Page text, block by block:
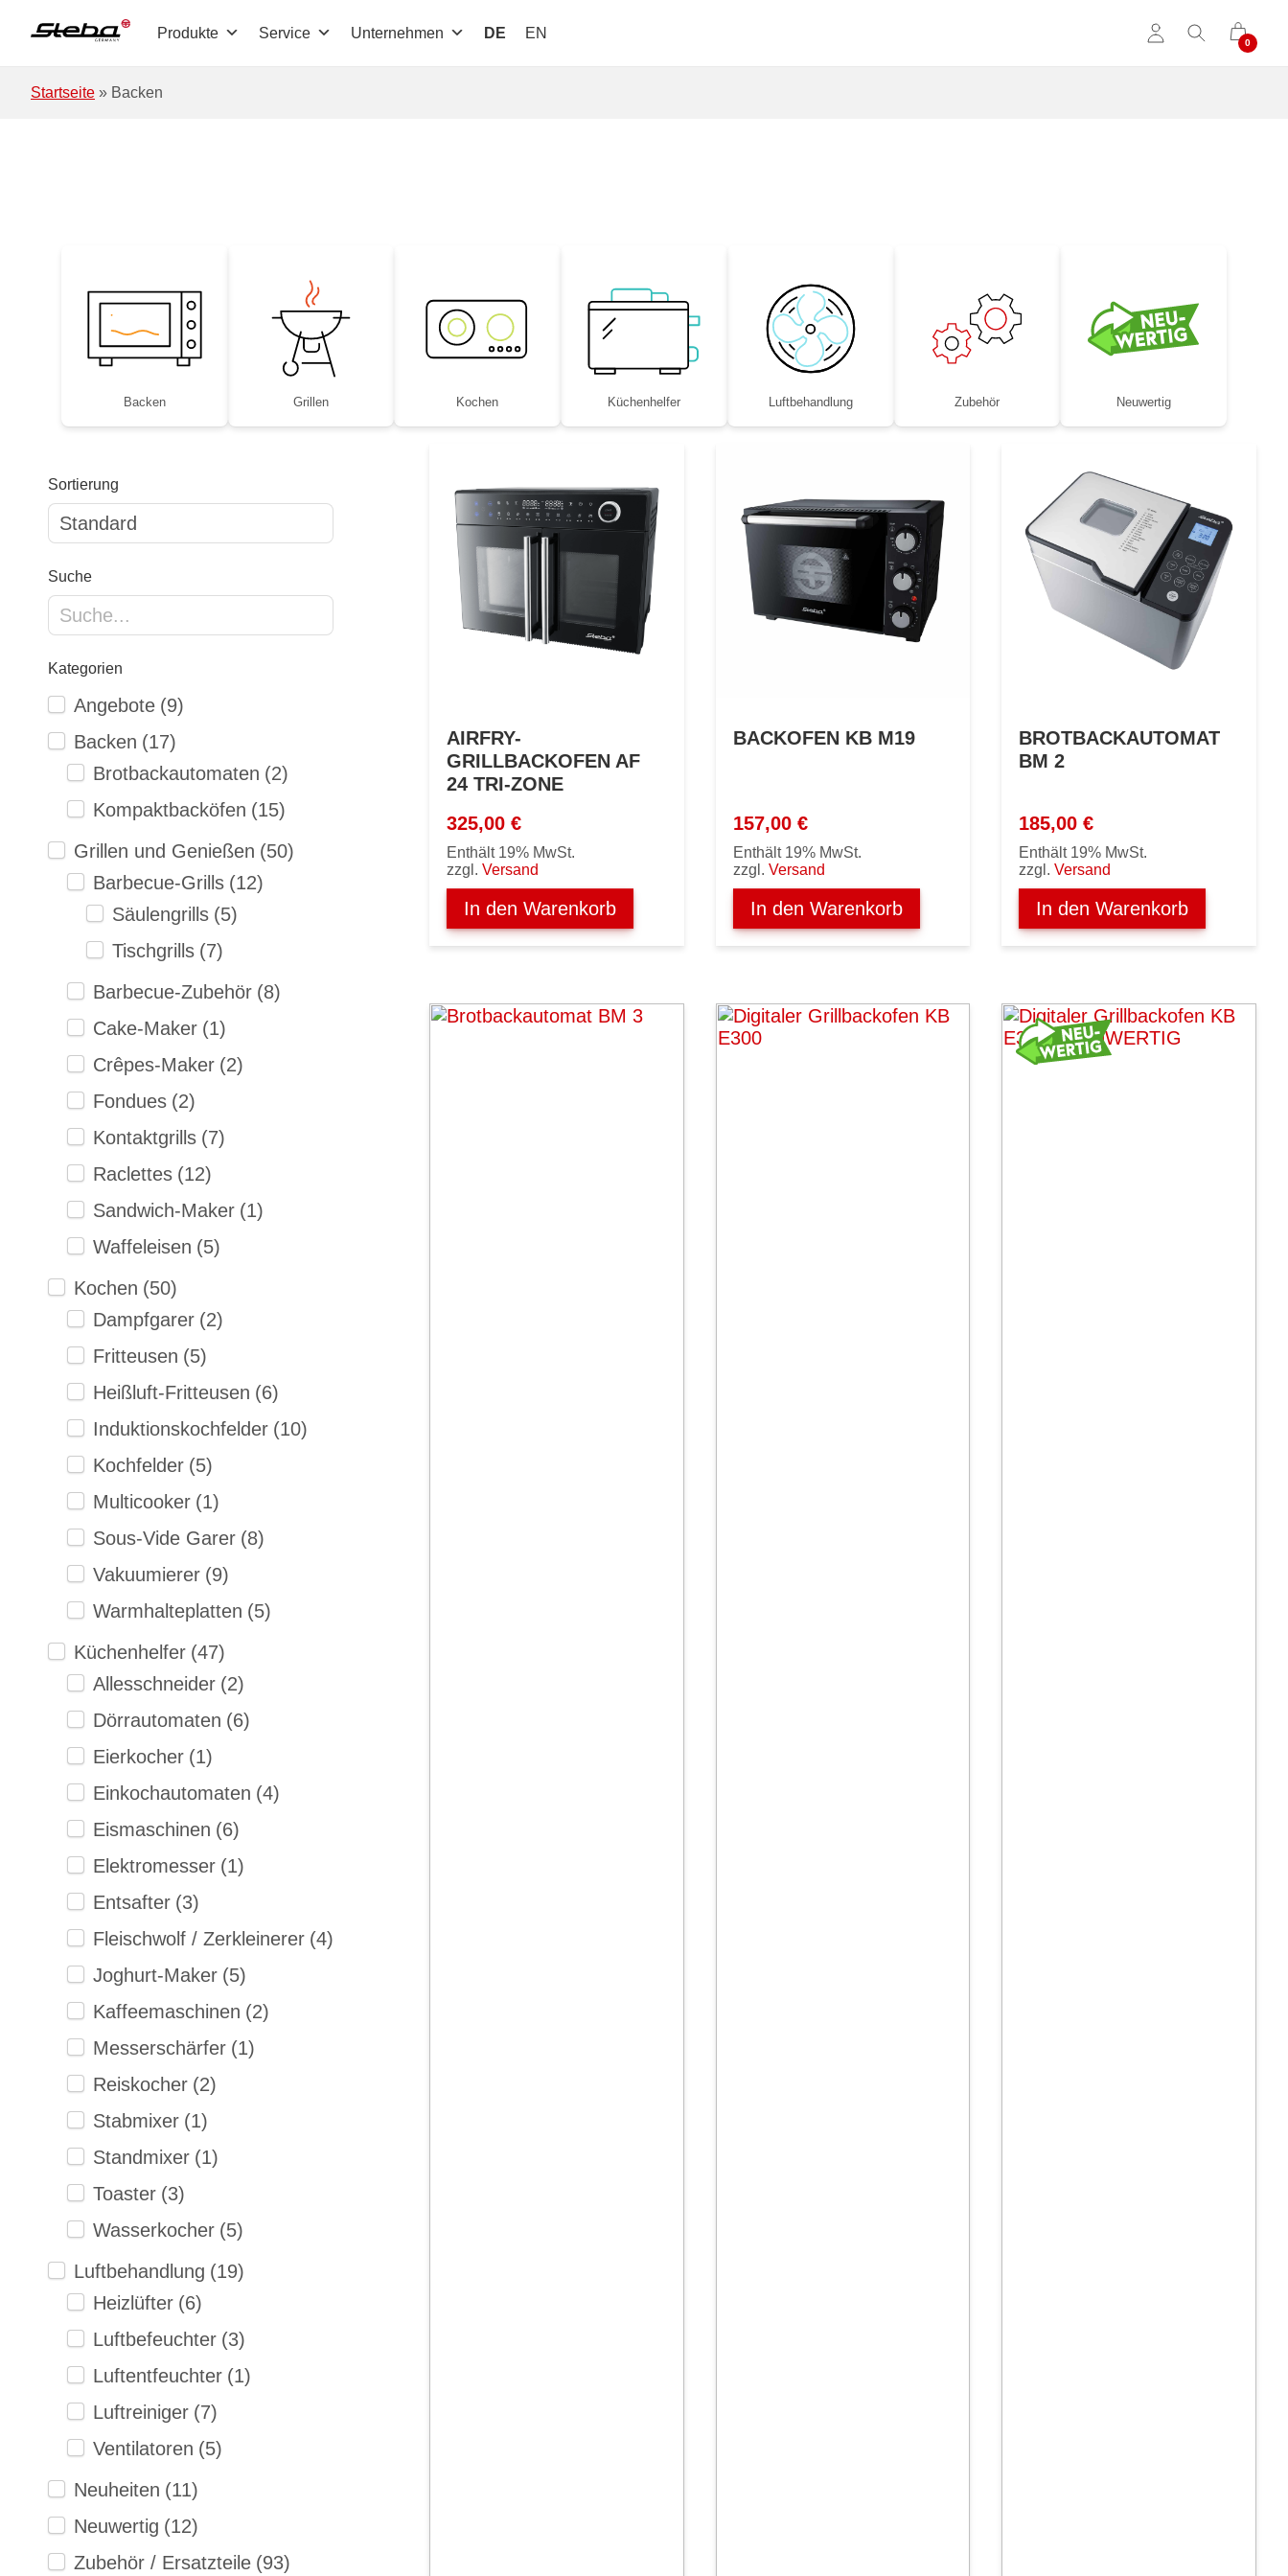
Produkte Service Unternehmen DE EN
Startseite » Backen
Backen Grillen Kochen Küchenhelfer Luftbe­handlung Zubehör Neuwertig
Sortierung
Suche
Kategorien
Angebote (9)
Backen (17)
Brotbackautomaten (2)
Kompaktbacköfen (15)
Grillen und Genießen (50)
Barbecue-Grills (12)
Säulengrills (5)
Tischgrills (7)
Barbecue-Zubehör (8)
Cake-Maker (1)
Crêpes-Maker (2)
Fondues (2)
Kontaktgrills (7)
Raclettes (12)
Sandwich-Maker (1)
Waffeleisen (5)
Kochen (50)
Dampfgarer (2)
Fritteusen (5)
Heißluft-Fritteusen (6)
Induktionskochfelder (10)
Kochfelder (5)
Multicooker (1)
Sous-Vide Garer (8)
Vakuumierer (9)
Warmhalteplatten (5)
Küchenhelfer (47)
Allesschneider (2)
Dörrautomaten (6)
Eierkocher (1)
Einkochautomaten (4)
Eismaschinen (6)
Elektromesser (1)
Entsafter (3)
Fleischwolf / Zerkleinerer (4)
Joghurt-Maker (5)
Kaffeemaschinen (2)
Messerschärfer (1)
Reiskocher (2)
Stabmixer (1)
Standmixer (1)
Toaster (3)
Wasserkocher (5)
Luftbehandlung (19)
Heizlüfter (6)
Luftbefeuchter (3)
Luftentfeuchter (1)
Luftreiniger (7)
Ventilatoren (5)
Neuheiten (11)
Neuwertig (12)
Zubehör / Ersatzteile (93)
AIRFRY-
GRILLBACKOFEN AF
24 TRI-ZONE
325,00 €
Enthält 19% MwSt.
zzgl. Versand
In den Warenkorb
BACKOFEN KB M19
157,00 €
Enthält 19% MwSt.
zzgl. Versand
In den Warenkorb
BROTBACKAUTOMAT
BM 2
185,00 €
Enthält 19% MwSt.
zzgl. Versand
In den Warenkorb